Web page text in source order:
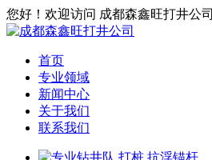
您好！欢迎访问 成都森鑫旺打井公司
首页
专业领域
新闻中心
关于我们
联系我们